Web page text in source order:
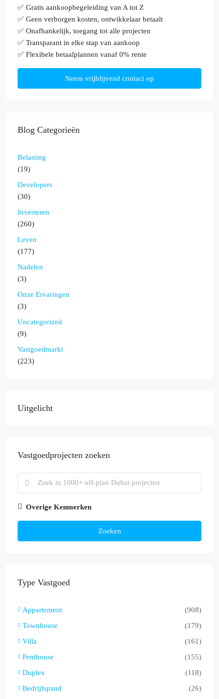
✅ Gratis aankoopbegeleiding van A tot Z
✅ Geen verborgen kosten, ontwikkelaar betaalt
✅ Onafhankelijk, toegang tot alle projecten
✅ Transparant in elke stap van aankoop
✅ Flexibele betaalplannen vanaf 0% rente
Neem vrijblijvend contact op
Blog Categorieën
Belasting
(19)
Developers
(30)
Investeren
(260)
Leven
(177)
Nadelen
(3)
Onze Ervaringen
(3)
Uncategorized
(9)
Vastgoedmarkt
(223)
Uitgelicht
Vastgoedprojecten zoeken
Overige Kenmerken
Zoeken
Type Vastgoed
Appartement
(908)
Townhouse
(179)
Villa
(161)
Penthouse
(155)
Duplex
(118)
Bedrijfspand
(26)